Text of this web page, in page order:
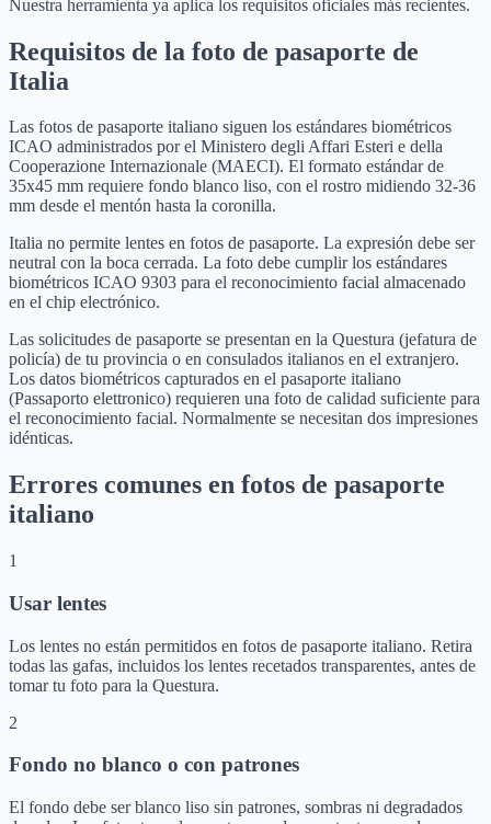
Nuestra herramienta ya aplica los requisitos oficiales más recientes.
Requisitos de la foto de pasaporte de
Italia
Las fotos de pasaporte italiano siguen los estándares biométricos
ICAO administrados por el Ministero degli Affari Esteri e della
Cooperazione Internazionale (MAECI). El formato estándar de
35x45 mm requiere fondo blanco liso, con el rostro midiendo 32-36
mm desde el mentón hasta la coronilla.
Italia no permite lentes en fotos de pasaporte. La expresión debe ser
neutral con la boca cerrada. La foto debe cumplir los estándares
biométricos ICAO 9303 para el reconocimiento facial almacenado
en el chip electrónico.
Las solicitudes de pasaporte se presentan en la Questura (jefatura de
policía) de tu provincia o en consulados italianos en el extranjero.
Los datos biométricos capturados en el pasaporte italiano
(Passaporto elettronico) requieren una foto de calidad suficiente para
el reconocimiento facial. Normalmente se necesitan dos impresiones
idénticas.
Errores comunes en fotos de pasaporte
italiano
1
Usar lentes
Los lentes no están permitidos en fotos de pasaporte italiano. Retira
todas las gafas, incluidos los lentes recetados transparentes, antes de
tomar tu foto para la Questura.
2
Fondo no blanco o con patrones
El fondo debe ser blanco liso sin patrones, sombras ni degradados